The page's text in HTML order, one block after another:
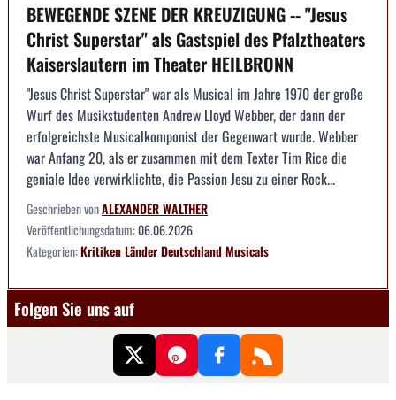
BEWEGENDE SZENE DER KREUZIGUNG -- "Jesus
Christ Superstar" als Gastspiel des Pfalztheaters
Kaiserslautern im Theater HEILBRONN
"Jesus Christ Superstar" war als Musical im Jahre 1970 der große
Wurf des Musikstudenten Andrew Lloyd Webber, der dann der
erfolgreichste Musicalkomponist der Gegenwart wurde. Webber
war Anfang 20, als er zusammen mit dem Texter Tim Rice die
geniale Idee verwirklichte, die Passion Jesu zu einer Rock...
Geschrieben vonALEXANDER WALTHER
Veröffentlichungsdatum:06.06.2026
Kategorien:KritikenLänderDeutschlandMusicals
Folgen Sie uns auf